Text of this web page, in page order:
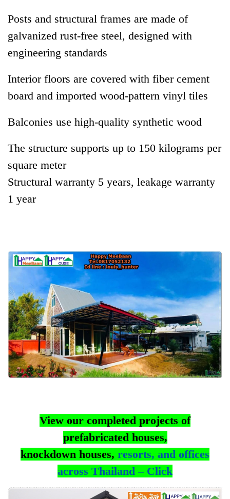
Posts and structural frames are made of
galvanized rust-free steel, designed with
engineering standards
Interior floors are covered with fiber cement
board and imported wood-pattern vinyl tiles
Balconies use high-quality synthetic wood
The structure supports up to 150 kilograms per
square meter
Structural warranty 5 years, leakage warranty
1 year
View our completed projects of
prefabricated houses,
knockdown houses, resorts, and offices
across Thailand – Click